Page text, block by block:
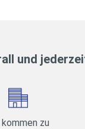
und
kommen zu